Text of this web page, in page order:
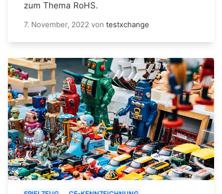
zum Thema RoHS.
7. November, 2022 von testxchange